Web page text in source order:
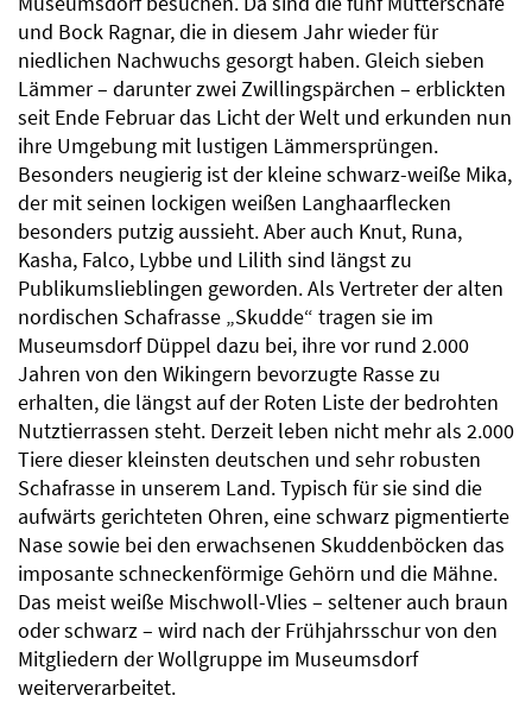
und Bock Ragnar, die in diesem Jahr wieder für
niedlichen Nachwuchs gesorgt haben. Gleich sieben
Lämmer – darunter zwei Zwillingspärchen – erblickten
seit Ende Februar das Licht der Welt und erkunden nun
ihre Umgebung mit lustigen Lämmersprüngen.
Besonders neugierig ist der kleine schwarz-weiße Mika,
der mit seinen lockigen weißen Langhaarflecken
besonders putzig aussieht. Aber auch Knut, Runa,
Kasha, Falco, Lybbe und Lilith sind längst zu
Publikumslieblingen geworden. Als Vertreter der alten
nordischen Schafrasse „Skudde“ tragen sie im
Museumsdorf Düppel dazu bei, ihre vor rund 2.000
Jahren von den Wikingern bevorzugte Rasse zu
erhalten, die längst auf der Roten Liste der bedrohten
Nutztierrassen steht. Derzeit leben nicht mehr als 2.000
Tiere dieser kleinsten deutschen und sehr robusten
Schafrasse in unserem Land. Typisch für sie sind die
aufwärts gerichteten Ohren, eine schwarz pigmentierte
Nase sowie bei den erwachsenen Skuddenböcken das
imposante schneckenförmige Gehörn und die Mähne.
Das meist weiße Mischwoll-Vlies – seltener auch braun
oder schwarz – wird nach der Frühjahrsschur von den
Mitgliedern der Wollgruppe im Museumsdorf
weiterverarbeitet.